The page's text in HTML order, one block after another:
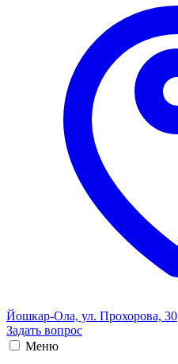
Йошкар-Ола, ул. Прохорова, 30
Задать вопрос
Меню